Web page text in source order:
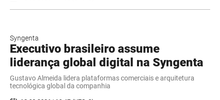
Syngenta
Executivo brasileiro assume
liderança global digital na Syngenta
Gustavo Almeida lidera plataformas comerciais e arquitetura
tecnológica global da companhia